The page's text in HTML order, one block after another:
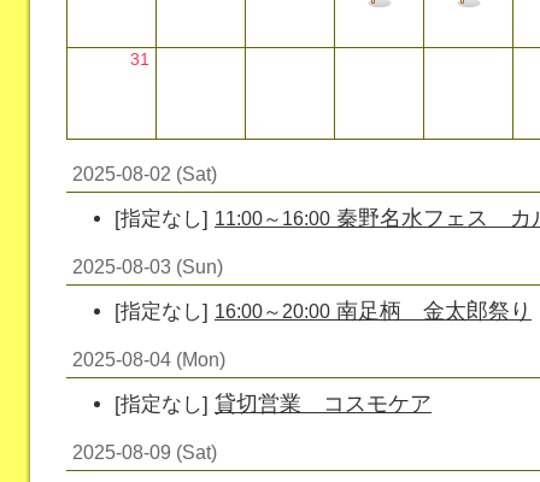
31
2025-08-02 (Sat)
[指定なし] 11:00～16:00 秦野名水フェス カ
2025-08-03 (Sun)
[指定なし] 16:00～20:00 南足柄 金太郎祭り
2025-08-04 (Mon)
[指定なし] 貸切営業 コスモケア
2025-08-09 (Sat)